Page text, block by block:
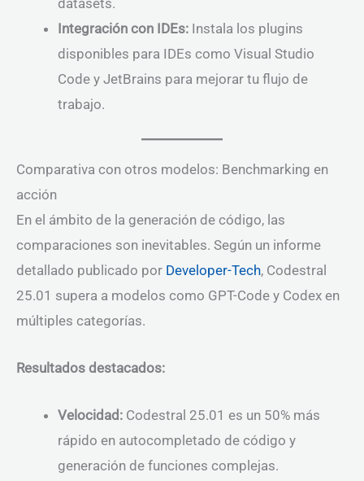
datasets.
Integración con IDEs: Instala los plugins
disponibles para IDEs como Visual Studio
Code y JetBrains para mejorar tu flujo de
trabajo.
Comparativa con otros modelos: Benchmarking en
acción
En el ámbito de la generación de código, las
comparaciones son inevitables. Según un informe
detallado publicado por Developer-Tech, Codestral
25.01 supera a modelos como GPT-Code y Codex en
múltiples categorías.
Resultados destacados:
Velocidad: Codestral 25.01 es un 50% más
rápido en autocompletado de código y
generación de funciones complejas.